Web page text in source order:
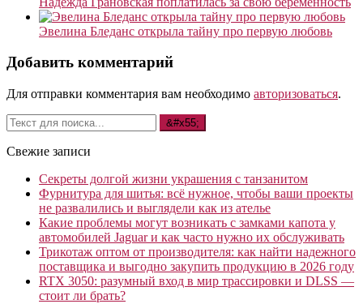
Эвелина Бледанс открыла тайну про первую любовь
Добавить комментарий
Для отправки комментария вам необходимо авторизоваться.
Свежие записи
Секреты долгой жизни украшения с танзанитом
Фурнитура для шитья: всё нужное, чтобы ваши проекты
не развалились и выглядели как из ателье
Какие проблемы могут возникать с замками капота у
автомобилей Jaguar и как часто нужно их обслуживать
Трикотаж оптом от производителя: как найти надежного
поставщика и выгодно закупить продукцию в 2026 году
RTX 3050: разумный вход в мир трассировки и DLSS —
стоит ли брать?